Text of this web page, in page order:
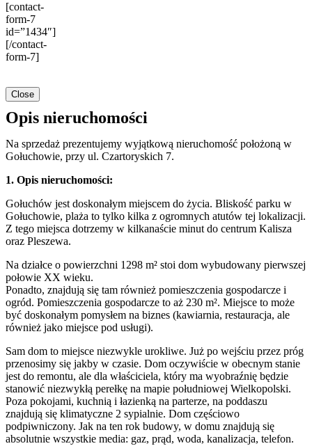
[contact-
form-7
id=”1434″]
[/contact-
form-7]
Close
Opis nieruchomości
Na sprzedaż prezentujemy wyjątkową nieruchomość położoną w
Gołuchowie, przy ul. Czartoryskich 7.
1. Opis nieruchomości:
Gołuchów jest doskonałym miejscem do życia. Bliskość parku w
Gołuchowie, plaża to tylko kilka z ogromnych atutów tej lokalizacji.
Z tego miejsca dotrzemy w kilkanaście minut do centrum Kalisza
oraz Pleszewa.
Na działce o powierzchni 1298 m² stoi dom wybudowany pierwszej
połowie XX wieku.
Ponadto, znajdują się tam również pomieszczenia gospodarcze i
ogród. Pomieszczenia gospodarcze to aż 230 m². Miejsce to może
być doskonałym pomysłem na biznes (kawiarnia, restauracja, ale
również jako miejsce pod usługi).
Sam dom to miejsce niezwykle urokliwe. Już po wejściu przez próg
przenosimy się jakby w czasie. Dom oczywiście w obecnym stanie
jest do remontu, ale dla właściciela, który ma wyobraźnię będzie
stanowić niezwykłą perełkę na mapie południowej Wielkopolski.
Poza pokojami, kuchnią i łazienką na parterze, na poddaszu
znajdują się klimatyczne 2 sypialnie. Dom częściowo
podpiwniczony. Jak na ten rok budowy, w domu znajdują się
absolutnie wszystkie media: gaz, prąd, woda, kanalizacja, telefon.